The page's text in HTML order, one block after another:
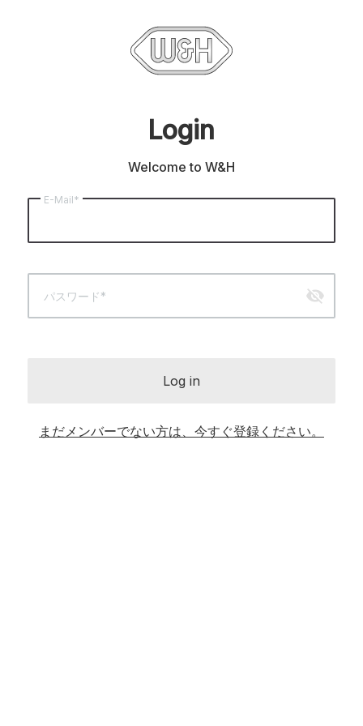
Login
Welcome to W&H
E-Mail*
パスワード* visibility_off
Log in
まだメンバーでない方は、今すぐ登録ください。